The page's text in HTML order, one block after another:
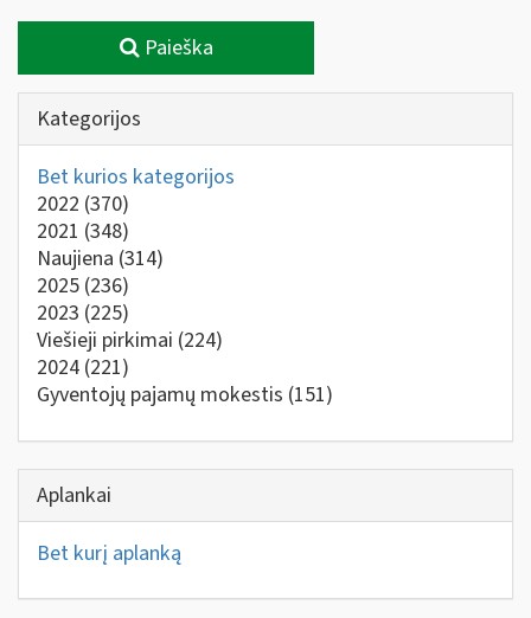
Paieška
Kategorijos
Bet kurios kategorijos
2022 (370)
2021 (348)
Naujiena (314)
2025 (236)
2023 (225)
Viešieji pirkimai (224)
2024 (221)
Gyventojų pajamų mokestis (151)
Aplankai
Bet kurį aplanką